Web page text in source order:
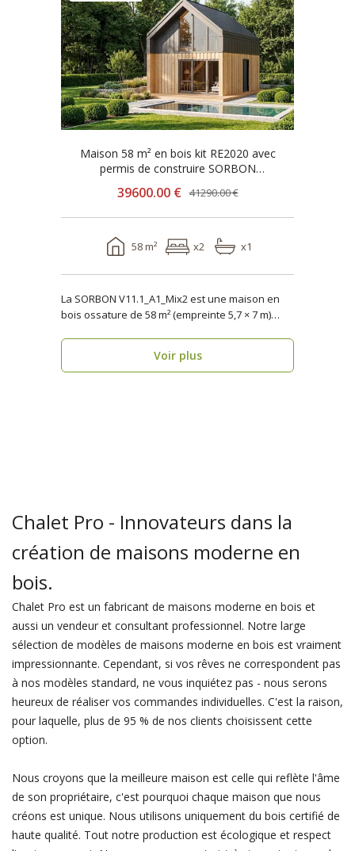
Maison 58 m² en bois kit RE2020 avec
permis de construire SORBON
39600.00 € 41290.00 €
58 m² x2 x1
La SORBON V11.1_A1_Mix2 est une maison en
bois ossature de 58 m² (empreinte 5,7 × 7 m)
Voir plus
Chalet Pro - Innovateurs dans la
création de maisons moderne en
bois.
Chalet Pro est un fabricant de maisons moderne en bois et
aussi un vendeur et consultant professionnel. Notre large
sélection de modèles de maisons moderne en bois est vraiment
impressionnante. Cependant, si vos rêves ne correspondent pas
à nos modèles standard, ne vous inquiétez pas - nous serons
heureux de réaliser vos commandes individuelles. C'est la raison,
pour laquelle, plus de 95 % de nos clients choisissent cette
option.
Nous croyons que la meilleure maison est celle qui reflète l'âme
de son propriétaire, c'est pourquoi chaque maison que nous
créons est unique. Nous utilisons uniquement du bois certifié de
haute qualité. Tout notre production est écologique et respect